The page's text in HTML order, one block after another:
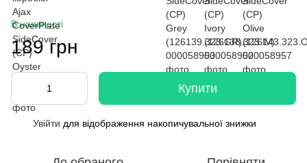
В наявності
189 грн
Купити
Увійти для відображення накопичувальної знижки